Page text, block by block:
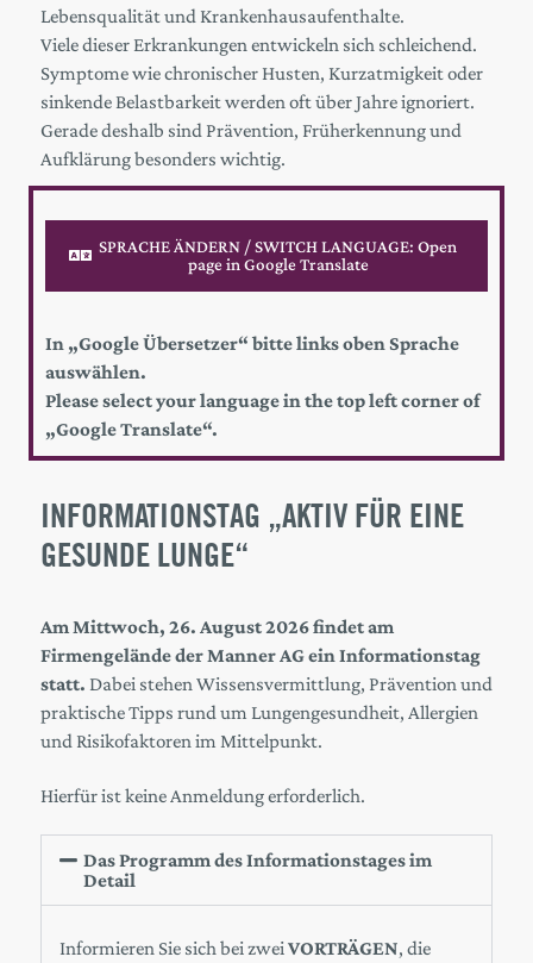
Lebensqualität und Krankenhausaufenthalte.
Viele dieser Erkrankungen entwickeln sich schleichend.
Symptome wie chronischer Husten, Kurzatmigkeit oder
sinkende Belastbarkeit werden oft über Jahre ignoriert.
Gerade deshalb sind Prävention, Früherkennung und
Aufklärung besonders wichtig.
SPRACHE ÄNDERN / SWITCH LANGUAGE: Open
page in Google Translate
In „Google Übersetzer“ bitte links oben Sprache
auswählen.
Please select your language in the top left corner of
„Google Translate“.
INFORMATIONSTAG „AKTIV FÜR EINE
GESUNDE LUNGE“
Am Mittwoch, 26. August 2026 findet am
Firmengelände der Manner AG ein Informationstag
statt. Dabei stehen Wissensvermittlung, Prävention und
praktische Tipps rund um Lungengesundheit, Allergien
und Risikofaktoren im Mittelpunkt.
Hierfür ist keine Anmeldung erforderlich.
Das Programm des Informationstages im
Detail
Informieren Sie sich bei zweiVORTRÄGEN, die